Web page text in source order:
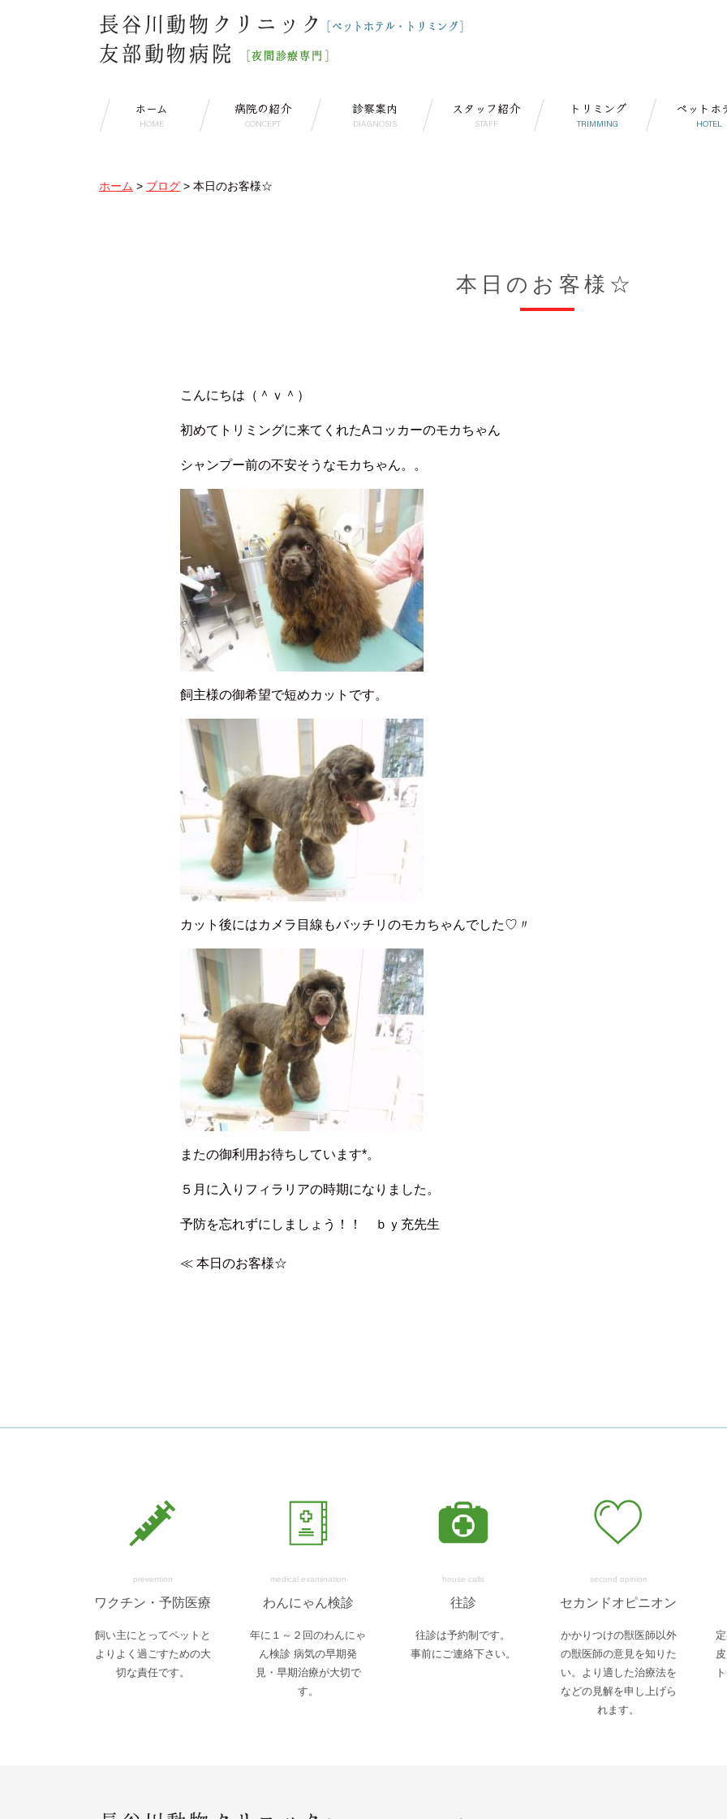
ホーム
HOME
病院の紹介
CONCEPT
診察案内
DIAGNOSIS
スタッフ紹介
STAFF
トリミング
TRIMMING
ペットホ
HOTEL
ホーム > ブログ > 本日のお客様☆
本日のお客様☆
こんにちは（＾ｖ＾）
初めてトリミングに来てくれたAコッカーのモカちゃん
シャンプー前の不安そうなモカちゃん。。
飼主様の御希望で短めカットです。
カット後にはカメラ目線もバッチリのモカちゃんでした♡〃
またの御利用お待ちしています*。
５月に入りフィラリアの時期になりました。
予防を忘れずにしましょう！！ ｂｙ充先生
≪ 本日のお客様☆
prevention
ワクチン・予防医療
飼い主にとってペットと
よりよく過ごすための大
切な責任です。
medical examination
わんにゃん検診
年に１～２回のわんにゃ
ん検診 病気の早期発
見・早期治療が大切で
す。
house calls
往診
往診は予約制です。
事前にご連絡下さい。
second opinion
セカンドオピニオン
かかりつけの獣医師以外
の獣医師の意見を知りた
い。より適した治療法を
などの見解を申し上げら
れます。